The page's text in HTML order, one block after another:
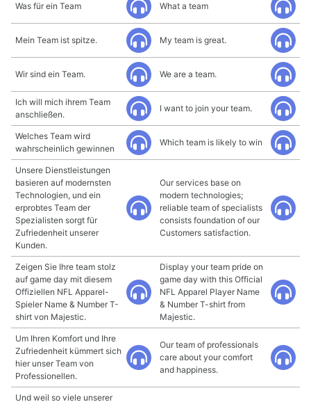
Was für ein Team What a team
Mein Team ist spitze. My team is great.
Wir sind ein Team. We are a team.
Ich will mich ihrem Team
anschließen.
I want to join your team.
Welches Team wird
wahrscheinlich gewinnen
Which team is likely to win
Unsere Dienstleistungen
basieren auf modernsten
Technologien, und ein
erprobtes Team der
Spezialisten sorgt für
Zufriedenheit unserer
Kunden.
Our services base on
modern technologies;
reliable team of specialists
consists foundation of our
Customers satisfaction.
Zeigen Sie Ihre team stolz
auf game day mit diesem
Offiziellen NFL Apparel-
Spieler Name & Number T-
shirt von Majestic.
Display your team pride on
game day with this Official
NFL Apparel Player Name
& Number T-shirt from
Majestic.
Um Ihren Komfort und Ihre
Zufriedenheit kümmert sich
hier unser Team von
Professionellen.
Our team of professionals
care about your comfort
and happiness.
Und weil so viele unserer